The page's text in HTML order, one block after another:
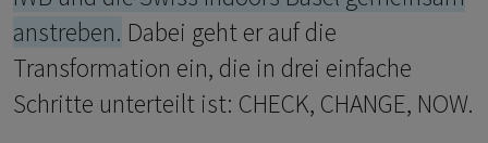
anstreben. Dabei geht er auf die
Transformation ein, die in drei einfache
Schritte unterteilt ist: CHECK, CHANGE, NOW.